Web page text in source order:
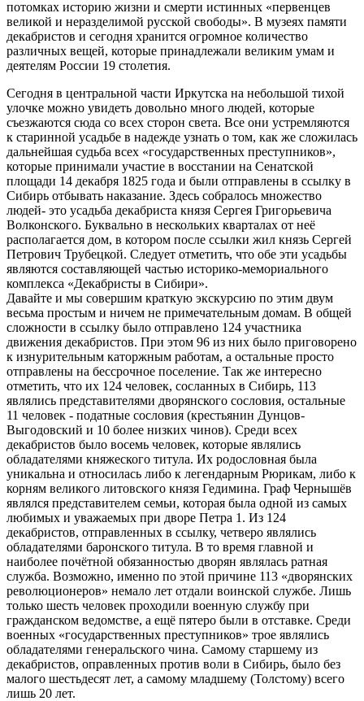
потомках историю жизни и смерти истинных «первенцев
великой и неразделимой русской свободы». В музеях памяти
декабристов и сегодня хранится огромное количество
различных вещей, которые принадлежали великим умам и
деятелям России 19 столетия.
Сегодня в центральной части Иркутска на небольшой тихой
улочке можно увидеть довольно много людей, которые
съезжаются сюда со всех сторон света. Все они устремляются
к старинной усадьбе в надежде узнать о том, как же сложилась
дальнейшая судьба всех «государственных преступников»,
которые принимали участие в восстании на Сенатской
площади 14 декабря 1825 года и были отправлены в ссылку в
Сибирь отбывать наказание. Здесь собралось множество
людей- это усадьба декабриста князя Сергея Григорьевича
Волконского. Буквально в нескольких кварталах от неё
располагается дом, в котором после ссылки жил князь Сергей
Петрович Трубецкой. Следует отметить, что обе эти усадьбы
являются составляющей частью историко-мемориального
комплекса «Декабристы в Сибири».
Давайте и мы совершим краткую экскурсию по этим двум
весьма простым и ничем не примечательным домам. В общей
сложности в ссылку было отправлено 124 участника
движения декабристов. При этом 96 из них было приговорено
к изнурительным каторжным работам, а остальные просто
отправлены на бессрочное поселение. Так же интересно
отметить, что их 124 человек, сосланных в Сибирь, 113
являлись представителями дворянского сословия, остальные
11 человек - податные сословия (крестьянин Дунцов-
Выгодовский и 10 более низких чинов). Среди всех
декабристов было восемь человек, которые являлись
обладателями княжеского титула. Их родословная была
уникальна и относилась либо к легендарным Рюрикам, либо к
корням великого литовского князя Гедимина. Граф Чернышёв
являлся представителем семьи, которая была одной из самых
любимых и уважаемых при дворе Петра 1. Из 124
декабристов, отправленных в ссылку, четверо являлись
обладателями баронского титула. В то время главной и
наиболее почётной обязанностью дворян являлась ратная
служба. Возможно, именно по этой причине 113 «дворянских
революционеров» немало лет отдали воинской службе. Лишь
только шесть человек проходили военную службу при
гражданском ведомстве, а ещё пятеро были в отставке. Среди
военных «государственных преступников» трое являлись
обладателями генеральского чина. Самому старшему из
декабристов, оправленных против воли в Сибирь, было без
малого шестьдесят лет, а самому младшему (Толстому) всего
лишь 20 лет.